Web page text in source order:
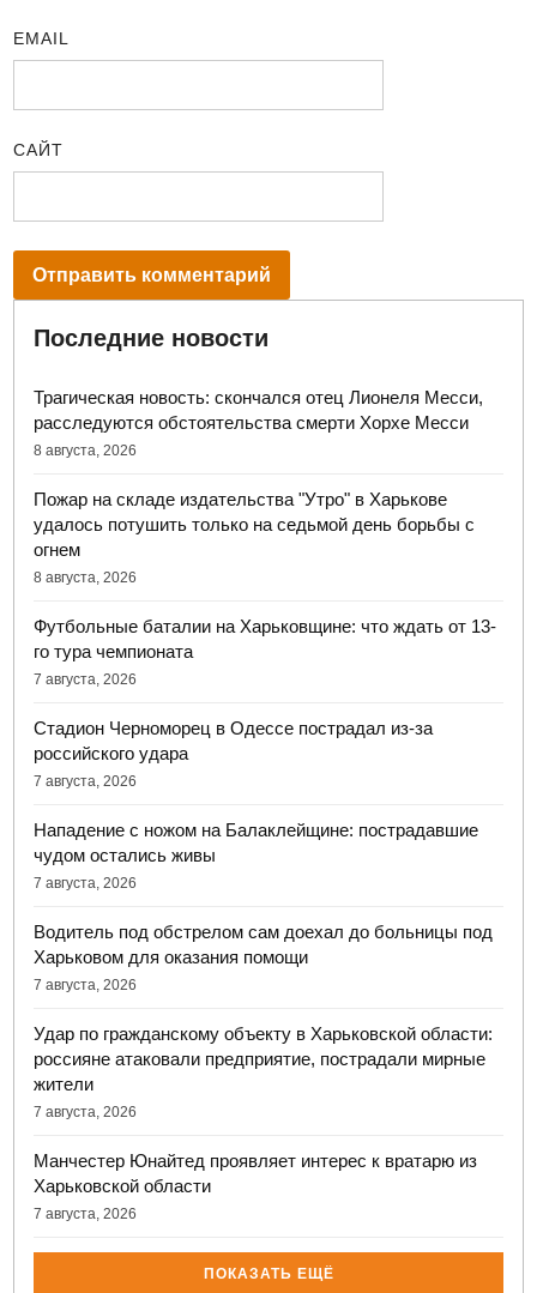
EMAIL
САЙТ
Последние новости
Трагическая новость: скончался отец Лионеля Месси,
расследуются обстоятельства смерти Хорхе Месси
8 августа, 2026
Пожар на складе издательства "Утро" в Харькове
удалось потушить только на седьмой день борьбы с
огнем
8 августа, 2026
Футбольные баталии на Харьковщине: что ждать от 13-
го тура чемпионата
7 августа, 2026
Стадион Черноморец в Одессе пострадал из-за
российского удара
7 августа, 2026
Нападение с ножом на Балаклейщине: пострадавшие
чудом остались живы
7 августа, 2026
Водитель под обстрелом сам доехал до больницы под
Харьковом для оказания помощи
7 августа, 2026
Удар по гражданскому объекту в Харьковской области:
россияне атаковали предприятие, пострадали мирные
жители
7 августа, 2026
Манчестер Юнайтед проявляет интерес к вратарю из
Харьковской области
7 августа, 2026
ПОКАЗАТЬ ЕЩЁ